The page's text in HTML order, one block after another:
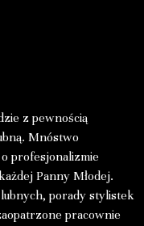
z pewnością
Mnóstwo
profesjonalizmie
Panny Młodej.
porady stylistek
pracownie